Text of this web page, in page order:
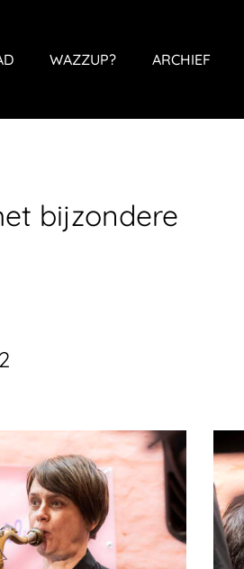
WAZZUP? ARCHIEF
bijzondere